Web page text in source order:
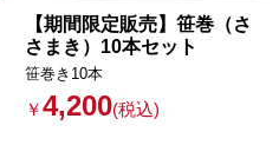
【期間限定販売】笹巻（さ
さまき）10本セット
笹巻き10本
￥4,200(税込)